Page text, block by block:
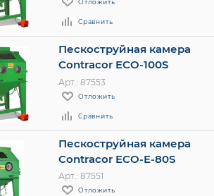
Отложить
Сравнить
Пескоструйная камера
Contracor ECO-100S
Арт.: 87553
Отложить
Сравнить
Пескоструйная камера
Contracor ECO-E-80S
Арт.: 87551
Отложить